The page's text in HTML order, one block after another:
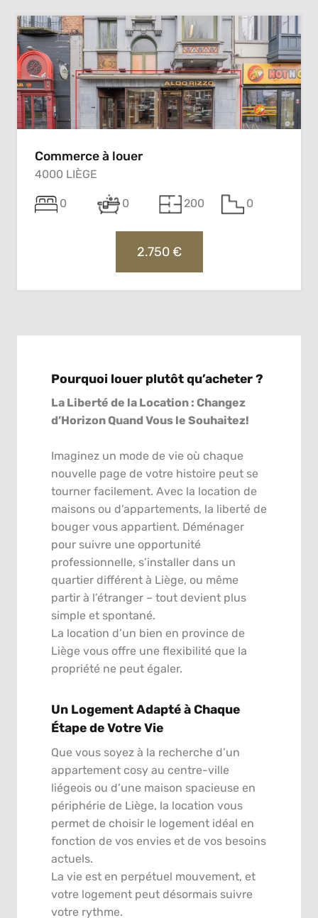
Commerce à louer
4000 LIÈGE
0 0 200 0
2.750 €
Pourquoi louer plutôt qu’acheter ?
La Liberté de la Location : Changez
d’Horizon Quand Vous le Souhaitez!
Imaginez un mode de vie où chaque
nouvelle page de votre histoire peut se
tourner facilement. Avec la location de
maisons ou d’appartements, la liberté de
bouger vous appartient. Déménager
pour suivre une opportunité
professionnelle, s’installer dans un
quartier différent à Liège, ou même
partir à l’étranger – tout devient plus
simple et spontané.
La location d’un bien en province de
Liège vous offre une flexibilité que la
propriété ne peut égaler.
Un Logement Adapté à Chaque
Étape de Votre Vie
Que vous soyez à la recherche d’un
appartement cosy au centre-ville
liégeois ou d’une maison spacieuse en
périphérie de Liège, la location vous
permet de choisir le logement idéal en
fonction de vos envies et de vos besoins
actuels.
La vie est en perpétuel mouvement, et
votre logement peut désormais suivre
votre rythme.